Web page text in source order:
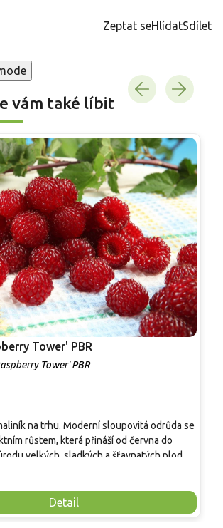
Zeptat seHlídatSdílet
vám také líbit
Tower' PBR
Tower' PBR
Detail
na trhu. Moderní sloupovitá odrůda se
růstem, která přináší od června do
velkých, sladkých a šťavnatých plodů.
výhony tvoří elegantní habitus bez
−25 °C a spolehlivá vitalita z něj dělají
každého pěstitele.